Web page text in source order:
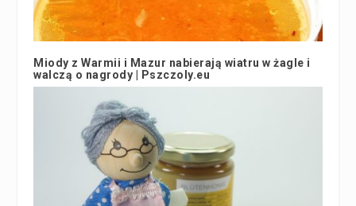
Miody z Warmii i Mazur nabierają wiatru w żagle i
walczą o nagrody | Pszczoly.eu